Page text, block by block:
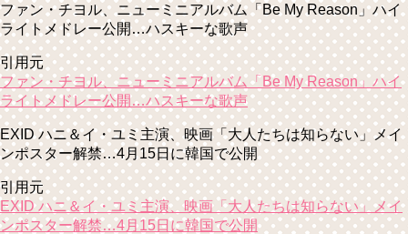
ファン・チヨル、ニューミニアルバム「Be My Reason」ハイ
ライトメドレー公開…ハスキーな歌声
引用元
ファン・チヨル、ニューミニアルバム「Be My Reason」ハイ
ライトメドレー公開…ハスキーな歌声
EXID ハニ＆イ・ユミ主演、映画「大人たちは知らない」メイ
ンポスター解禁…4月15日に韓国で公開
引用元
EXID ハニ＆イ・ユミ主演、映画「大人たちは知らない」メイ
ンポスター解禁…4月15日に韓国で公開